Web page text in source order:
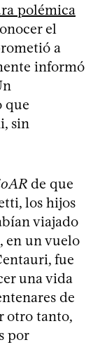
polémica
el
a
informó
que
sin
de que
los hijos
viajado
en un vuelo
fue
una vida
de
otro tanto,
por